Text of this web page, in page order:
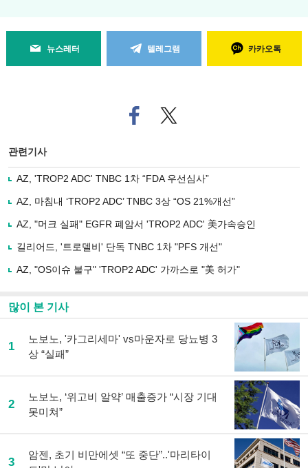
뉴스레터 텔레그램 카카오톡
페
이
로
기
사
유
기
트위
터로
관련기사
AZ, 'TROP2 ADC' TNBC 1차 “FDA 우선심사”
AZ, 마침내 ‘TROP2 ADC’ TNBC 3상 “OS 21%개선”
AZ, "머크 실패" EGFR 폐암서 'TROP2 ADC' 美가속승인
길리어드, '트로델비' 단독 TNBC 1차 "PFS 개선"
AZ, "OS이슈 불구" 'TROP2 ADC' 가까스로 "美 허가"
많이 본 기사
1
노보노, '카그리세마' vs마운자로 당뇨병 3
상 “실패”
2
노보노, ‘위고비 알약’ 매출증가 “시장 기대
못미쳐”
3
암젠, 초기 비만에셋 “또 중단”..'마리타이